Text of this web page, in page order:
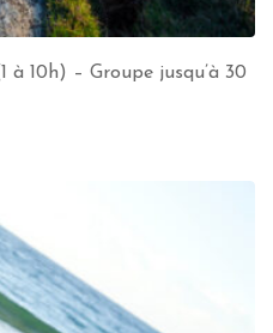
à 10h) – Groupe jusqu’à 30